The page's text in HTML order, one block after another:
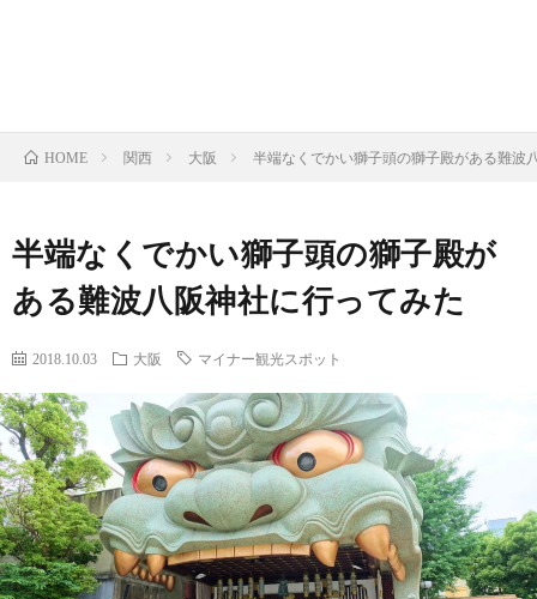
HOME 関西 大阪 半端なくでかい獅子頭の獅子殿がある難波
半端なくでかい獅子頭の獅子殿が
ある難波八阪神社に行ってみた
2018.10.03 大阪 マイナー観光スポット